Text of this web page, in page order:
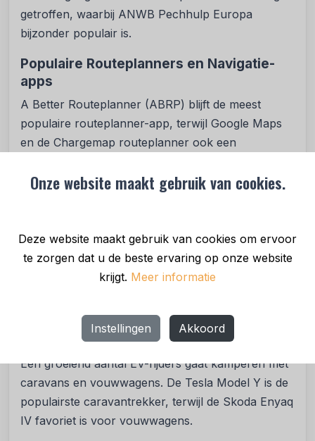
Onze website maakt gebruik van cookies.
Deze website maakt gebruik van cookies om ervoor
te zorgen dat u de beste ervaring op onze website
krijgt. Meer informatie
Instellingen Akkoord
getroffen, waarbij ANWB Pechhulp Europa
bijzonder populair is.
Populaire Routeplanners en Navigatie-
apps
A Better Routeplanner (ABRP) blijft de meest
populaire routeplanner-app, terwijl Google Maps
en de Chargemap routeplanner ook een
rijders.
De aanwezigheid van laadpalen bij accommodaties
is voor 95% van de EV-rijders belangrijk bij de
keuze van hun verblijf. Dit benadrukt het belang
Opkomst van Kamperen met EV's
Een groeiend aantal EV-rijders gaat kamperen met
caravans en vouwwagens. De Tesla Model Y is de
populairste caravantrekker, terwijl de Skoda Enyaq
IV favoriet is voor vouwwagens.